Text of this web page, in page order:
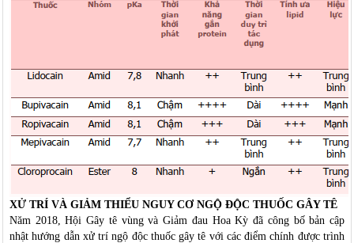
XỬ TRÍ VÀ GIẢM THIỂU NGUY CƠ NGỘ ĐỘC THUỐC GÂY TÊ
Năm 2018, Hội Gây tê vùng và Giảm đau Hoa Kỳ đã công bố bản cập
nhật hướng dẫn xử trí ngộ độc thuốc gây tê với các điểm chính được trình